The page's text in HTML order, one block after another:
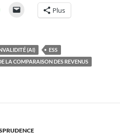
Plus
(AI)
ESS
LA COMPARAISON DES REVENUS